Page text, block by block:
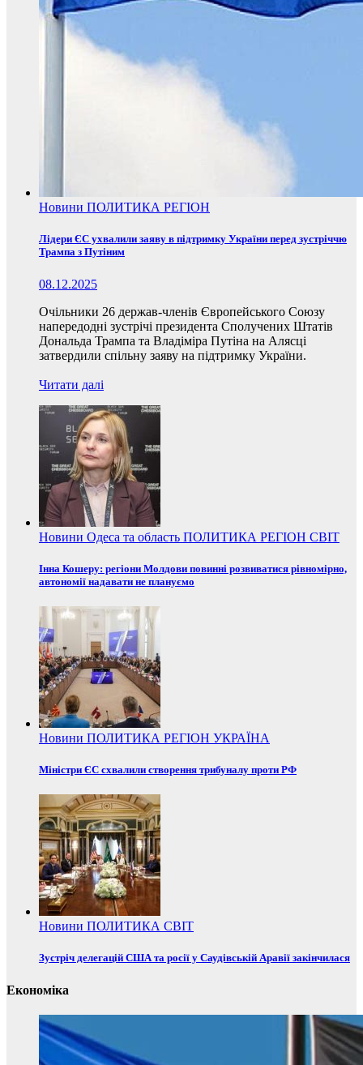
Новини ПОЛИТИКА РЕГІОН
Лідери ЄС ухвалили заяву в підтримку України перед зустріччю
Трампа з Путіним
08.12.2025
Очільники 26 держав-членів Європейського Союзу
напередодні зустрічі президента Сполучених Штатів
Дональда Трампа та Владіміра Путіна на Алясці
затвердили спільну заяву на підтримку України.
Читати далі
Новини Одеса та область ПОЛИТИКА РЕГІОН СВІТ
Інна Кошеру: регіони Молдови повинні розвиватися рівномірно,
автономії надавати не плануємо
Новини ПОЛИТИКА РЕГІОН УКРАЇНА
Міністри ЄС схвалили створення трибуналу проти РФ
Новини ПОЛИТИКА СВІТ
Зустріч делегацій США та росії у Саудівській Аравії закінчилася
Економіка